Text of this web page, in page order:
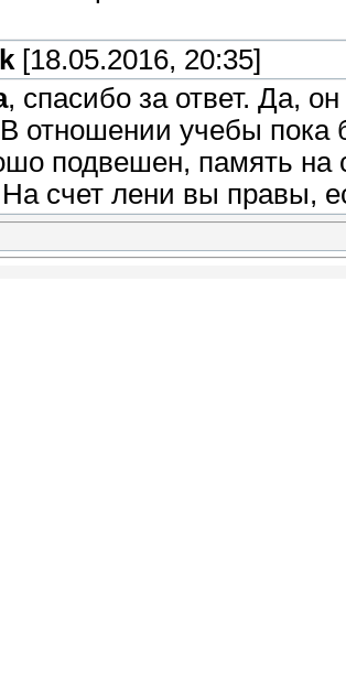
[18.05.2016, 20:35]
, спасибо за ответ. Да,
отношении учебы пока
подвешен, память
счет лени вы правы,